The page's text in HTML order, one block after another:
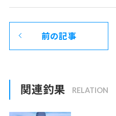
前の記事
関連釣果